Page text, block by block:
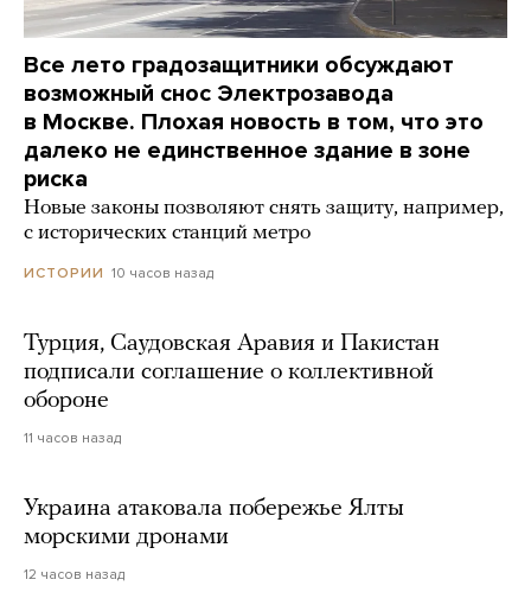
Все лето градозащитники обсуждают
возможный снос Электрозавода
в Москве. Плохая новость в том, что это
далеко не единственное здание в зоне
риска
Новые законы позволяют снять защиту, например,
с исторических станций метро
ИСТОРИИ 10 часов назад
Турция, Саудовская Аравия и Пакистан
подписали соглашение о коллективной
обороне
11 часов назад
Украина атаковала побережье Ялты
морскими дронами
12 часов назад